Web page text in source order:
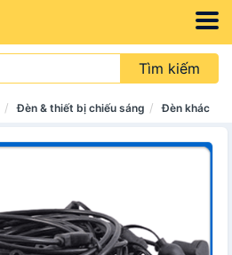
Tìm kiếm
Đèn & thiết bị chiếu sáng Đèn khác